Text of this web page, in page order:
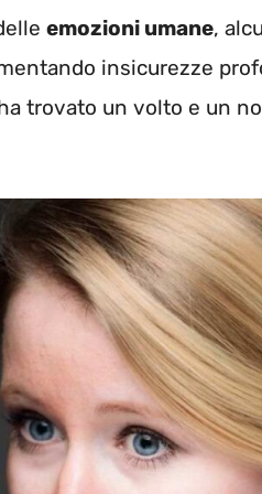
emozioni umane,
insicurezze
trovato un volto e un